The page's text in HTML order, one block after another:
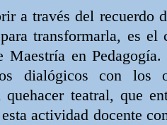
a través del recuerdo
transformarla, es el
Maestría en Pedagogía.
dialógicos con los
teatral, que
actividad docente